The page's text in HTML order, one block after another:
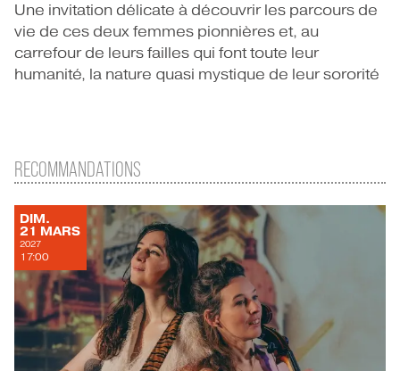
Une invitation délicate à découvrir les parcours de
vie de ces deux femmes pionnières et, au
carrefour de leurs failles qui font toute leur
humanité, la nature quasi mystique de leur sororité
RECOMMANDATIONS
DIMANCHE
DIM.
21 MARS
MARS
2027
17:00